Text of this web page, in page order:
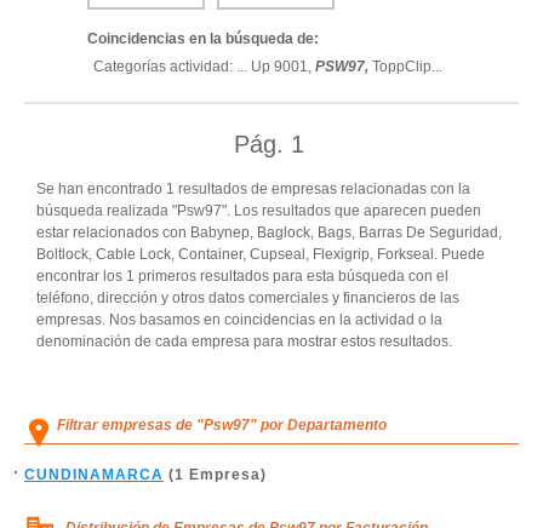
Coincidencias en la búsqueda de:
Categorías actividad: ... Up 9001, PSW97, ToppClip...
Pág. 1
Se han encontrado 1 resultados de empresas relacionadas con la
búsqueda realizada "Psw97". Los resultados que aparecen pueden
estar relacionados con Babynep, Baglock, Bags, Barras De Seguridad,
Boltlock, Cable Lock, Container, Cupseal, Flexigrip, Forkseal. Puede
encontrar los 1 primeros resultados para esta búsqueda con el
teléfono, dirección y otros datos comerciales y financieros de las
empresas. Nos basamos en coincidencias en la actividad o la
denominación de cada empresa para mostrar estos resultados.
Filtrar empresas de "Psw97" por Departamento
CUNDINAMARCA (1 Empresa)